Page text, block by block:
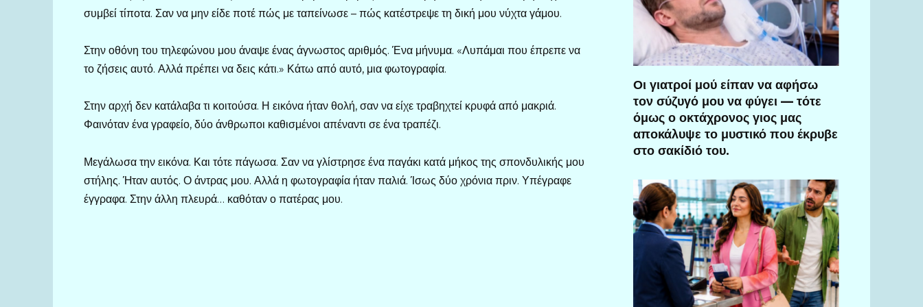
συμβεί τίποτα. Σαν να μην είδε ποτέ πώς με ταπείνωσε – πώς κατέστρεψε τη δική μου νύχτα γάμου.
Στην οθόνη του τηλεφώνου μου άναψε ένας άγνωστος αριθμός. Ένα μήνυμα. «Λυπάμαι που έπρεπε να
το ζήσεις αυτό. Αλλά πρέπει να δεις κάτι.» Κάτω από αυτό, μια φωτογραφία.
Στην αρχή δεν κατάλαβα τι κοιτούσα. Η εικόνα ήταν θολή, σαν να είχε τραβηχτεί κρυφά από μακριά.
Φαινόταν ένα γραφείο, δύο άνθρωποι καθισμένοι απέναντι σε ένα τραπέζι.
Μεγάλωσα την εικόνα. Και τότε πάγωσα. Σαν να γλίστρησε ένα παγάκι κατά μήκος της σπονδυλικής μου
στήλης. Ήταν αυτός. Ο άντρας μου. Αλλά η φωτογραφία ήταν παλιά. Ίσως δύο χρόνια πριν. Υπέγραφε
έγγραφα. Στην άλλη πλευρά… καθόταν ο πατέρας μου.
Οι γιατροί μού είπαν να αφήσω
τον σύζυγό μου να φύγει — τότε
όμως ο οκτάχρονος γιος μας
αποκάλυψε το μυστικό που έκρυβε
στο σακίδιό του.